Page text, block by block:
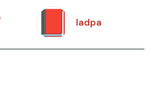
Iadpa